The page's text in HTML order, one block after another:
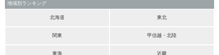
地域別ランキング
北海道 東北
関東 甲信越・北陸
東海 近畿